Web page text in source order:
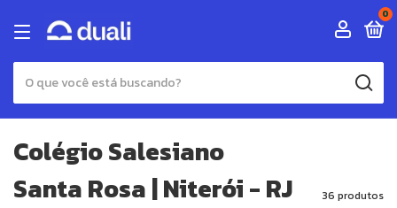
0
Colégio Salesiano
Santa Rosa | Niterói - RJ
36 produtos